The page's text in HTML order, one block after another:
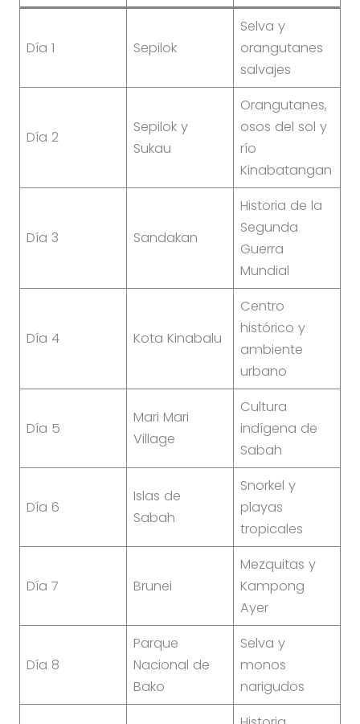
Día 1 Sepilok
Selva y
orangutanes
salvajes
Día 2
Sepilok y
Sukau
Orangutanes,
osos del sol y
río
Kinabatangan
Día 3 Sandakan
Historia de la
Segunda
Guerra
Mundial
Día 4 Kota Kinabalu
Centro
histórico y
ambiente
urbano
Día 5
Mari Mari
Village
Cultura
indígena de
Sabah
Día 6
Islas de
Sabah
Snorkel y
playas
tropicales
Día 7 Brunei
Mezquitas y
Kampong
Ayer
Día 8
Parque
Nacional de
Bako
Selva y
monos
narigudos